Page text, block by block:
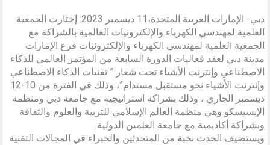
دبي- الإمارات العربية المتحدة،11 ديسمبر 2023: إختارت الجمعية
العلمية لمهندسي الكهرباء والإلكترونيات العالمية بالشراكة مع
الجمعية العلمية لمهندسي الكهرباء والإلكترونيات فرع الإمارات
مدينة دبي لعقد فعاليات الدورة السابعة من المؤتمر العالمي للذكاء
الاصطناعي وإنترنت الأشياء تحت شعار ” تقنيات الذكاء الاصطناعي
وإنترنت الأشياء نحو مستقبل مستدام”، وذلك في الفترة من 10-12
ديسمبر الجاري ، وذلك بشراكة استراتيجية مع جامعة دبي ومنظمة
الإيسيسكو وهي منظمة العالم الإسلامي للتربية والعلوم والثقافة
وبشراكة أكاديمية مع جامعة العلمين الدولية.
ويستضيف الحدث نخبة من المتحدثين والخبراء في المجالات التقنية